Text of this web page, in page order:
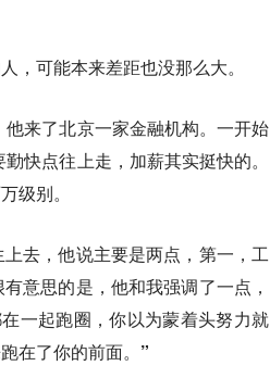
，可能本来差距也没那么大。
来了北京一家金融机构。一开始
快点往上走，加薪其实挺快的。
级别。
去，他说主要是两点，第一，工
意思的是，他和我强调了一点，
一起跑圈，你以为蒙着头努力就
在了你的前面。”